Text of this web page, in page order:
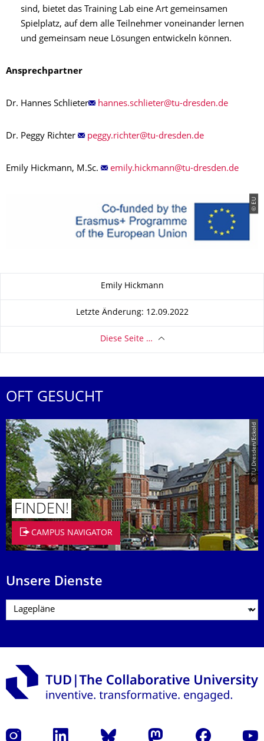
sind, bietet das Training Lab eine Art gemeinsamen
Spielplatz, auf dem alle Teilnehmer voneinander lernen
und gemeinsam neue Lösungen entwickeln können.
Ansprechpartner
Dr. Hannes Schlieter
Dr. Peggy Richter
Emily Hickmann, M.Sc.
© EU
Emily Hickmann
Letzte Änderung: 12.09.2022
Diese Seite …
OFT GESUCHT
© TU Dresden/Eckold
FINDEN!
CAMPUS NAVIGATOR
Unsere Dienste
Instagram LinkedIn Bluesky Mastodon Facebook